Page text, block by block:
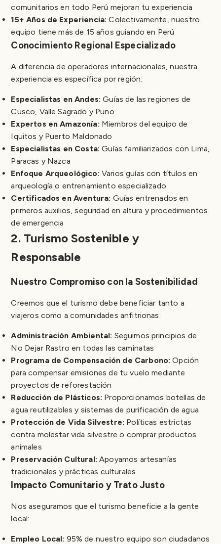
comunitarios en todo Perú mejoran tu experiencia
15+ Años de Experiencia: Colectivamente, nuestro
equipo tiene más de 15 años guiando en Perú
Conocimiento Regional Especializado
A diferencia de operadores internacionales, nuestra
experiencia es específica por región:
Especialistas en Andes: Guías de las regiones de
Cusco, Valle Sagrado y Puno
Expertos en Amazonía: Miembros del equipo de
Iquitos y Puerto Maldonado
Especialistas en Costa: Guías familiarizados con Lima,
Paracas y Nazca
Enfoque Arqueológico: Varios guías con títulos en
arqueología o entrenamiento especializado
Certificados en Aventura: Guías entrenados en
primeros auxilios, seguridad en altura y procedimientos
de emergencia
2. Turismo Sostenible y
Responsable
Nuestro Compromiso con la Sostenibilidad
Creemos que el turismo debe beneficiar tanto a
viajeros como a comunidades anfitrionas:
Administración Ambiental: Seguimos principios de
No Dejar Rastro en todas las caminatas
Programa de Compensación de Carbono: Opción
para compensar emisiones de tu vuelo mediante
proyectos de reforestación
Reducción de Plásticos: Proporcionamos botellas de
agua reutilizables y sistemas de purificación de agua
Protección de Vida Silvestre: Políticas estrictas
contra molestar vida silvestre o comprar productos
animales
Preservación Cultural: Apoyamos artesanías
tradicionales y prácticas culturales
Impacto Comunitario y Trato Justo
Nos aseguramos que el turismo beneficie a la gente
local:
Empleo Local: 95% de nuestro equipo son ciudadanos